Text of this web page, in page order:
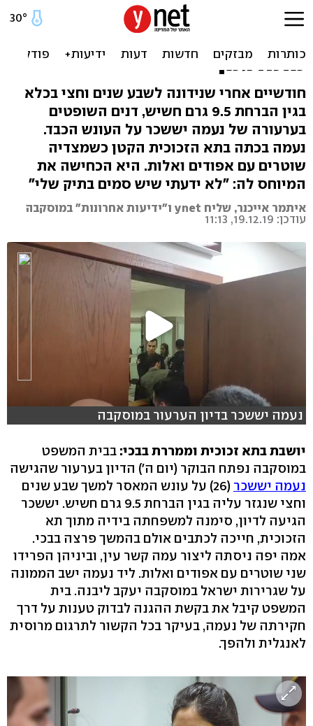
נעמה יששכר בערעור: "ייתכן
שההודאה זויפה, לא היה
מתורגמן"
חודשיים אחרי שנידונה לשבע שנים וחצי בכלא
בגין הברחת 9.5 גרם חשיש, דנים השופטים
בערעורה של נעמה יששכר על העונש הכבד.
נעמה בכתה בתא הזכוכית הקטן כשמצדיה
שוטרים עם אפודים ואלות. היא הכחישה את
המיוחס לה: "לא ידעתי שיש סמים בתיק שלי"
איתמר אייכנר, שליח ynet ו"ידיעות אחרונות" במוסקבה
עודכן: 19.12.19, 11:13
נעמה יששכר בדיון הערעור במוסקבה
יושבת בתא זכוכית וממררת בבכי: בבית המשפט
במוסקבה נפתח הבוקר (יום ה') הדיון בערעור שהגישה
נעמה יששכר
(26) על עונש המאסר למשך שבע שנים
וחצי שנגזר עליה בגין הברחת 9.5 גרם חשיש. יששכר
הגיעה לדיון, סימנה למשפחתה בידיה מתוך תא
הזכוכית, חייכה לכתבים אולם בהמשך פרצה בבכי.
אמה יפה ניסתה ליצור עמה קשר עין, וביניהן הפרידו
שני שוטרים עם אפודים ואלות. ליד נעמה ישב הממונה
על שגרירות ישראל במוסקבה יעקב ליבנה. בית
המשפט קיבל את בקשת ההגנה לבדוק טענות על דרך
חקירתה של נעמה, בעיקר בכל הקשור לתרגום מרוסית
לאנגלית ולהפך.